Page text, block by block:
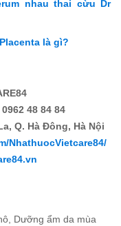
nhau thai cừu Dr
là gì?
48 84 84
Q. Hà Đông, Hà Nội
NhathuocVietcare84/
Dưỡng ẩm da mùa